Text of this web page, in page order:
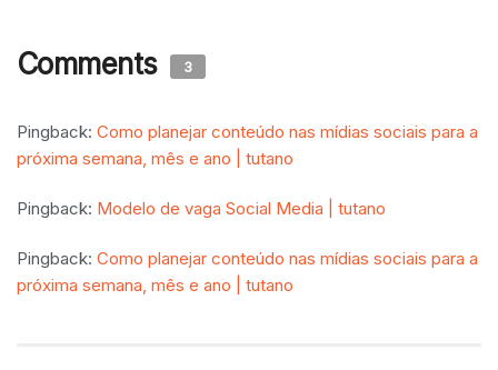
Comments 3
Pingback: Como planejar conteúdo nas mídias sociais para a
próxima semana, mês e ano | tutano
Pingback: Modelo de vaga Social Media | tutano
Pingback: Como planejar conteúdo nas mídias sociais para a
próxima semana, mês e ano | tutano